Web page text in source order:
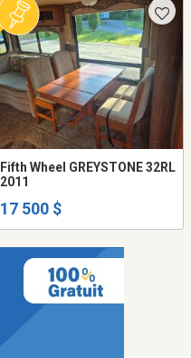
Fifth Wheel GREYSTONE 32RL
2011
17 500 $